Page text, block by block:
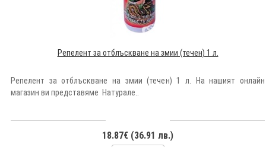
Репелент за отблъскване на змии (течен) 1 л.
Репелент за отблъскване на змии (течен) 1 л. На нашият онлайн
магазин ви представяме Натурале..
18.87€ (36.91 лв.)